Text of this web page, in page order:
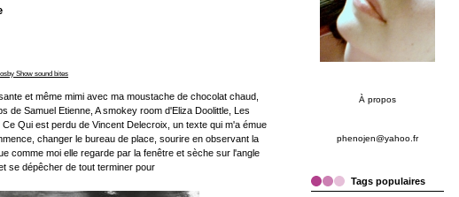
Show sound bites
et même mimi avec ma moustache de chocolat chaud,
de Samuel Etienne, A smokey room d'Eliza Doolittle, Les
Qui est perdu de Vincent Delecroix, un texte qui m'a émue
changer le bureau de place, sourire en observant la
comme moi elle regarde par la fenêtre et sèche sur l'angle
se dépêcher de tout terminer pour
À propos
phenojen@yahoo.fr
Tags populaires